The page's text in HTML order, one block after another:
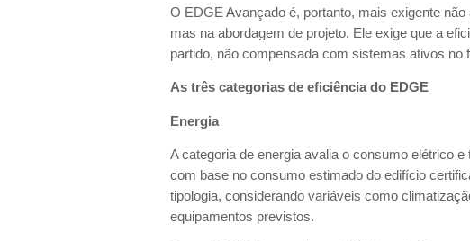
O EDGE Avançado é, portanto, mais exigente
mas na abordagem de projeto. Ele exige que a
partido, não compensada com sistemas ativos no
As três categorias de eficiência do EDGE
Energia
A categoria de energia avalia o consumo elétrico
com base no consumo estimado do edifício
tipologia, considerando variáveis como
equipamentos previstos.